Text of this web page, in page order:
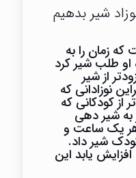
شیر بدهیم
زمان را به
او طلب شیر کرد
از شیر
نوزادانی که
از کودکانی که
شیر دهی
هر یک ساعت و
شیر داد.
یابد این